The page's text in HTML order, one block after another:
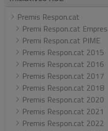
Premis Respon.cat
Premi Respon.cat
Premi Respon.cat PIME
Premis Respon.cat 2015
Premis Respon.cat 2016
Premis Respon.cat 2017
Premis Respon.cat 2018
Premis Respon.cat 2020
Premis Respon.cat 2021
Premis Respon.cat 2022